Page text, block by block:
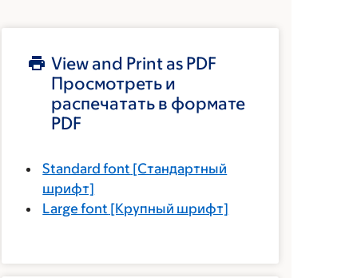
View and Print as PDF
Просмотреть и
распечатать в формате
PDF
Standard font [Стандартный
шрифт]
Large font [Крупный шрифт]